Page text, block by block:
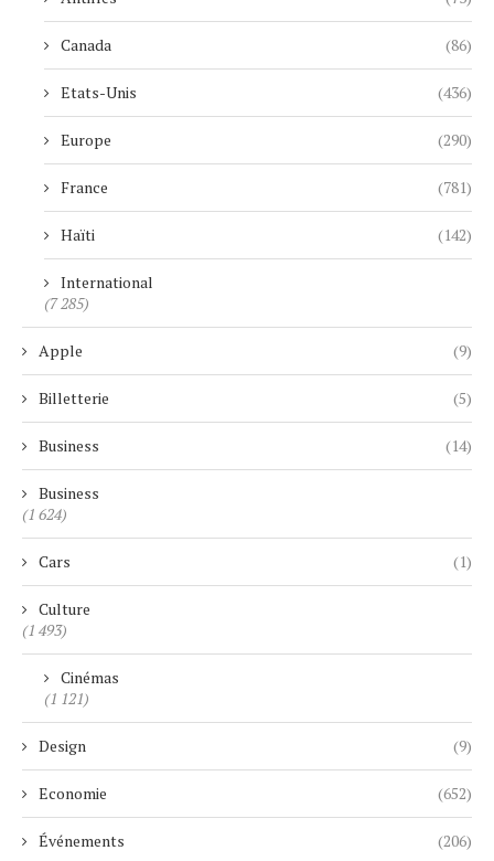
Canada (86)
Etats-Unis (436)
Europe (290)
France (781)
Haïti (142)
International
(7 285)
Apple (9)
Billetterie (5)
Business (14)
Business
(1 624)
Cars (1)
Culture
(1 493)
Cinémas
(1 121)
Design (9)
Economie (652)
Événements (206)